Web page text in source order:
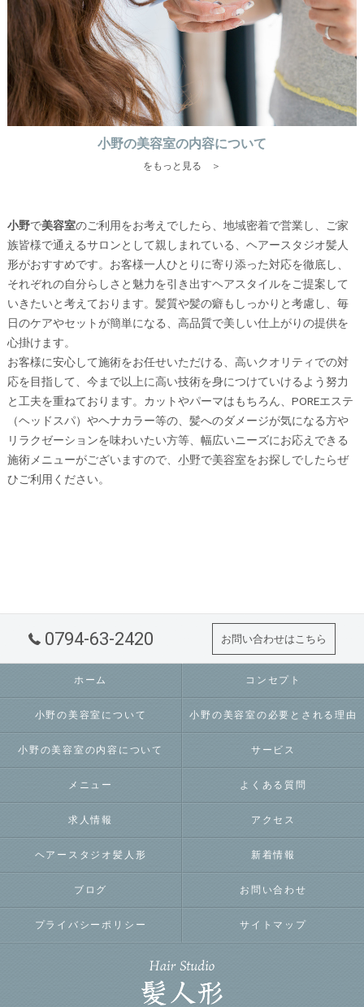
小野の美容室の内容について
をもっと見る ＞
小野で美容室のご利用をお考えでしたら、地域密着で営業し、ご家
族皆様で通えるサロンとして親しまれている、ヘアースタジオ髪人
形がおすすめです。お客様一人ひとりに寄り添った対応を徹底し、
それぞれの自分らしさと魅力を引き出すヘアスタイルをご提案して
いきたいと考えております。髪質や髪の癖もしっかりと考慮し、毎
日のケアやセットが簡単になる、高品質で美しい仕上がりの提供を
心掛けます。
お客様に安心して施術をお任せいただける、高いクオリティでの対
応を目指して、今まで以上に高い技術を身につけていけるよう努力
と工夫を重ねております。カットやパーマはもちろん、POREエステ
（ヘッドスパ）やヘナカラー等の、髪へのダメージが気になる方や
リラクゼーションを味わいたい方等、幅広いニーズにお応えできる
施術メニューがございますので、 小野で美容室をお探しでしたらぜ
ひご利用ください。
0794-63-2420 お問い合わせはこちら
ホーム コンセプト
小野の美容室について 小野の美容室の必要とされる理由
小野の美容室の内容について サービス
メニュー よくある質問
求人情報 アクセス
ヘアースタジオ髪人形 新着情報
ブログ お問い合わせ
プライバシーポリシー サイトマップ